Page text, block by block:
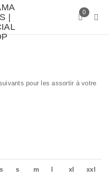
0
pour les assortir à votre
s m xl xxl